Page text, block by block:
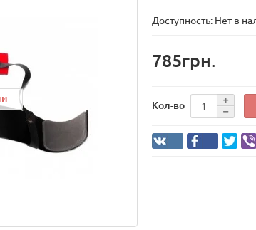
Доступность: Нет в
785грн.
Кол-во